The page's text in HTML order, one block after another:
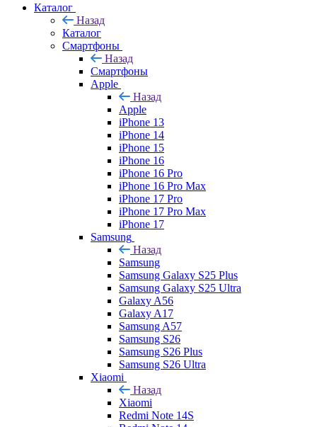
Каталог
Назад
Каталог
Смартфоны
Назад
Смартфоны
Apple
Назад
Apple
iPhone 13
iPhone 14
iPhone 15
iPhone 16
iPhone 16 Pro
iPhone 16 Pro Max
iPhone 17 Pro
iPhone 17 Pro Max
iPhone 17
Samsung
Назад
Samsung
Samsung Galaxy S25 Plus
Samsung Galaxy S25 Ultra
Galaxy A56
Galaxy A17
Samsung A57
Samsung S26
Samsung S26 Plus
Samsung S26 Ultra
Xiaomi
Назад
Xiaomi
Redmi Note 14S